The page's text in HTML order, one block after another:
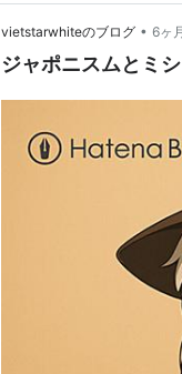
vietstarwhiteのブログ • 6ヶ
ジャポニスムとミ